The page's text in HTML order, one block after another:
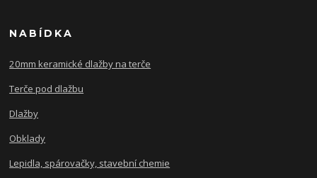
NABÍDKA
20mm keramické dlažby na terče
Terče pod dlažbu
Dlažby
Obklady
Lepidla, spárovačky, stavební chemie